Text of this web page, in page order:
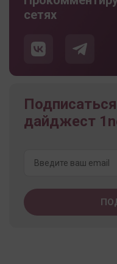
сетях
дайджест